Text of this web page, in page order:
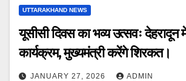
UTTARAKHAND NEWS
यूसीसी दिवस का भव्य उत्सवः देहरादून
कार्यक्रम, मुख्यमंत्री करेंगे शिरकत।
JANUARY 27, 2026 ADMIN